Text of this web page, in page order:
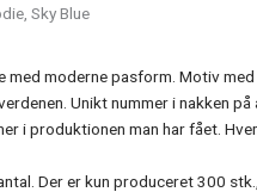
Sky Blue
moderne pasform. Motiv med
Unikt nummer i nakken på
i produktionen man har fået.
Der er kun produceret 300